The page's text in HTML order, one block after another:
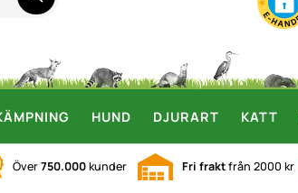
HUND DJURART KATT
Över750.000kunder Fri fraktfrån 2000 kr